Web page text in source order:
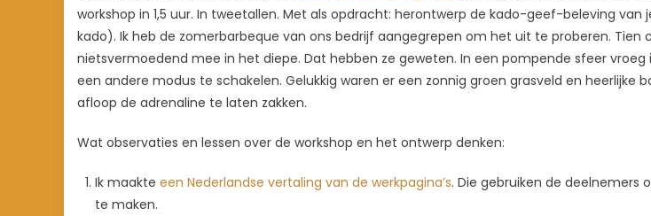
workshop in 1,5 uur. In tweetallen. Met als opdracht: herontwerp de kado-geef-beleving
kado). Ik heb de zomerbarbeque van ons bedrijf aangegrepen om het uit te proberen. Tien
nietsvermoedend mee in het diepe. Dat hebben ze geweten. In een pompende sfeer vroeg
een andere modus te schakelen. Gelukkig waren er een zonnig groen grasveld en heerlijke
afloop de adrenaline te laten zakken.
Wat observaties en lessen over de workshop en het ontwerp denken:
Ik maakte een Nederlandse vertaling van de werkpagina’s. Die gebruiken de deelnemers
te maken.